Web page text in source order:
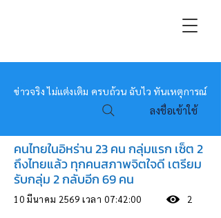
หมอข่าว
ข่าวจริง ไม่แต่งเติม ครบถ้วน ฉับไว ทันเหตุการณ์
ลงชื่อเข้าใช้
คนไทยในอิหร่าน 23 คน กลุ่มแรก เซ็ต 2
ถึงไทยแล้ว ทุกคนสภาพจิตใจดี เตรียม
รับกลุ่ม 2 กลับอีก 69 คน
10 มีนาคม 2569 เวลา 07:42:00 2